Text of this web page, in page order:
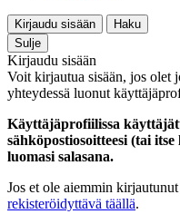
Kirjaudu sisään
Haku
Sulje
Kirjaudu sisään
Voit kirjautua sisään, jos olet
yhteydessä luonut
Käyttäjäprofiilissa
sähköpostiosoitteesi (tai
luomasi salasana.
Jos et ole aiemmin
rekisteröidyttävä täällä.